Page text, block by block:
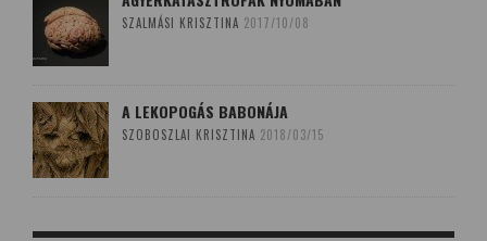
SZALMÁSI KRISZTINA 2017/10/08
A LEKOPOGÁS BABONÁJA
SZOBOSZLAI KRISZTINA 2018/03/15